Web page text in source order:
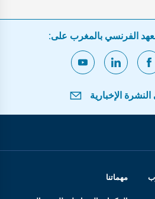
الفرنسي بالمغرب على:
الإخبارية
مهماتنا